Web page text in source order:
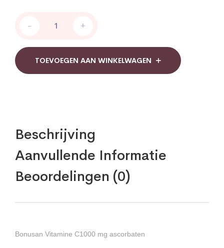
Vitamine
1000
mg
ascorbaten
- +
TOEVOEGEN AAN WINKELWAGEN
Beschrijving
Aanvullende Informatie
Beoordelingen (0)
Bonusan Vitamine C1000 mg ascorbaten